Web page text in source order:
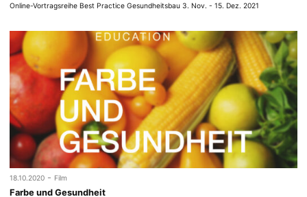
Online-Vortragsreihe Best Practice Gesundheitsbau 3. Nov. - 15. Dez. 2021
18.10.2020 - Film
Farbe und Gesundheit